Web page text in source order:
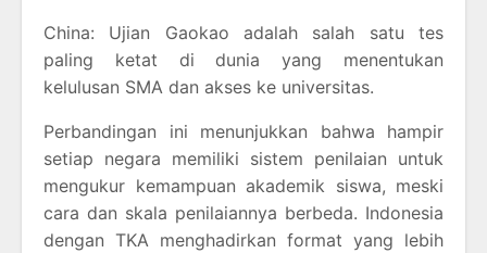
China: Ujian Gaokao adalah salah satu tes
paling ketat di dunia yang menentukan
kelulusan SMA dan akses ke universitas.
Perbandingan ini menunjukkan bahwa hampir
setiap negara memiliki sistem penilaian untuk
mengukur kemampuan akademik siswa, meski
cara dan skala penilaiannya berbeda. Indonesia
dengan TKA menghadirkan format yang lebih